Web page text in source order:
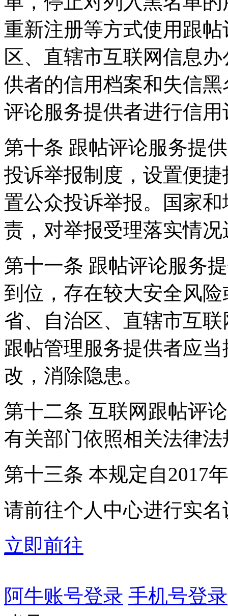
重新注册等方式使用跟
区、直辖市互联网信息
供者的信用档案和失信
评论服务提供者进行信用
第十条 跟帖评论服务提
投诉举报制度，设置便
置公众投诉举报。国家
责，对举报受理落实情
第十一条 跟帖评论服务
到位，存在较大安全风
省、自治区、直辖市互
跟帖管理服务提供者应
改，消除隐患。
第十二条 互联网跟帖评
有关部门依照相关法律
第十三条 本规定自2017
请前往个人中心进行实名
立即前往
阿牛账号登录 手机号登录